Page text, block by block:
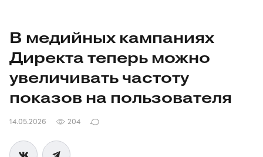
В медийных кампаниях
Директа теперь можно
увеличивать частоту
показов на пользователя
14.05.2026 204